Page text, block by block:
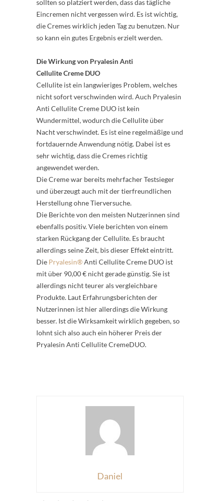
sollten so platziert werden, dass das tägliche
Eincremen nicht vergessen wird. Es ist wichtig,
die Cremes wirklich jeden Tag zu benutzen. Nur
so kann ein gutes Ergebnis erzielt werden.
Die Wirkung von Pryalesin Anti
Cellulite Creme DUO
Cellulite ist ein langwieriges Problem, welches
nicht sofort verschwinden wird. Auch Pryalesin
Anti Cellulite Creme DUO ist kein
Wundermittel, wodurch die Cellulite über
Nacht verschwindet. Es ist eine regelmäßige und
fortdauernde Anwendung nötig. Dabei ist es
sehr wichtig, dass die Cremes richtig
angewendet werden.
Die Creme war bereits mehrfacher Testsieger
und überzeugt auch mit der tierfreundlichen
Herstellung ohne Tierversuche.
Die Berichte von den meisten Nutzerinnen sind
ebenfalls positiv. Viele berichten von einem
starken Rückgang der Cellulite. Es braucht
allerdings seine Zeit, bis dieser Effekt eintritt.
Die Pryalesin®Anti Cellulite Creme DUO ist
mit über 90,00 € nicht gerade günstig. Sie ist
allerdings nicht teurer als vergleichbare
Produkte. Laut Erfahrungsberichten der
Nutzerinnen ist hier allerdings die Wirkung
besser. Ist die Wirksamkeit wirklich gegeben, so
lohnt sich also auch ein höherer Preis der
Pryalesin Anti Cellulite CremeDUO.
Daniel